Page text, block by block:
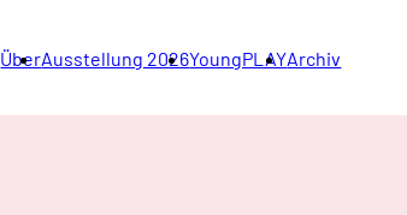
ÜberAusstellung 2026YoungPLAYArchiv